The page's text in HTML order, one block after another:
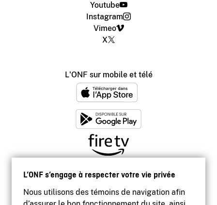
L’ONF s’engage à respecter votre vie privée
Nous utilisons des témoins de navigation afin
Youtube
Instagram
Vimeo
X
L'ONF sur mobile et télé